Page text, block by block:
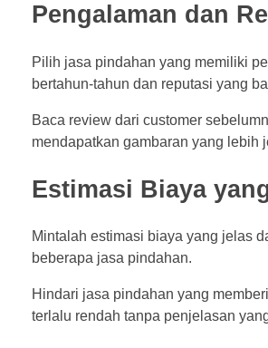
Pengalaman dan
Pilih jasa pindahan yang memiliki
bertahun-tahun dan reputasi yang
Baca review dari customer
mendapatkan gambaran yang lebih
Estimasi Biaya
Mintalah estimasi biaya yang jelas
beberapa jasa pindahan.
Hindari jasa pindahan yang
terlalu rendah tanpa penjelasan